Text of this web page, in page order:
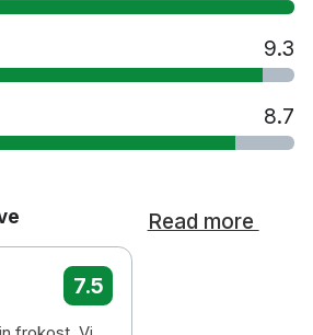
9.3
8.7
Read more
7.5